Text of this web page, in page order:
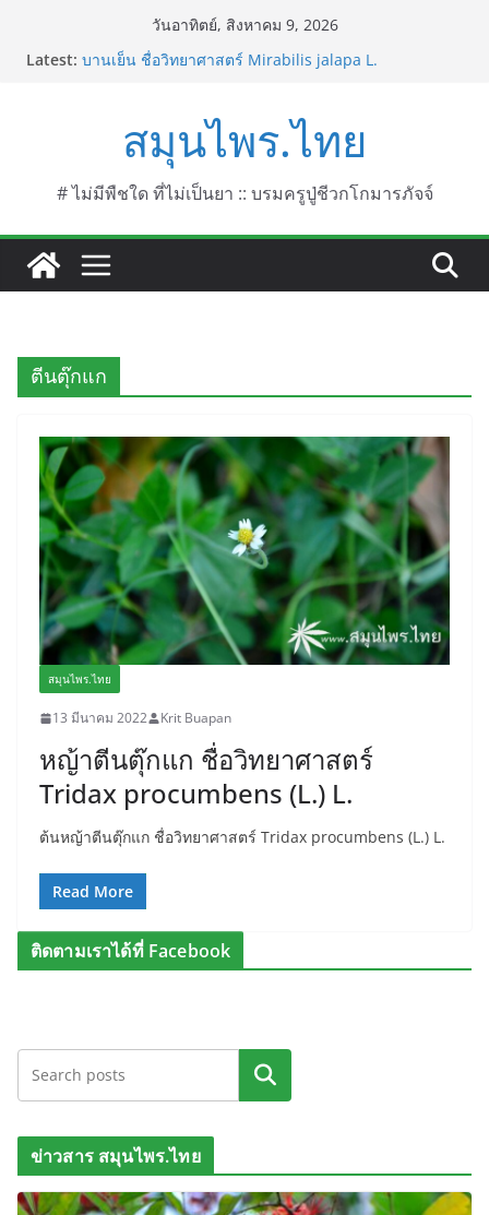
วันอาทิตย์, สิงหาคม 9, 2026
Latest: บานเย็น ชื่อวิทยาศาสตร์ Mirabilis jalapa L.
บานไม่รู้โรยไฟเออร์เวิร์ค ชื่อวิทยาศาสตร์ Gomphrena
pulchella L. (Firework)
บานไม่รู้โรยป่า ชื่อวิทยาศาสตร์ Gomphrena
celosioides Mart.
สมุนไพร.ไทย
# ไม่มีพืชใด ที่ไม่เป็นยา :: บรมครูปู่ชีวกโกมารภัจจ์
ตีนตุ๊กแก
สมุนไพร.ไทย
13 มีนาคม 2022 Krit Buapan
หญ้าตีนตุ๊กแก ชื่อวิทยาศาสตร์
Tridax procumbens (L.) L.
ต้นหญ้าตีนตุ๊กแก ชื่อวิทยาศาสตร์ Tridax procumbens (L.) L.
Read More
ติดตามเราได้ที่ Facebook
ค้นหา
ข่าวสาร สมุนไพร.ไทย